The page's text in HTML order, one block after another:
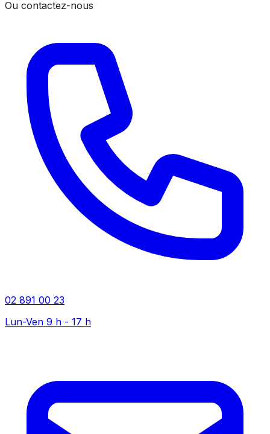
Ou contactez-nous
02 891 00 23
Lun-Ven 9 h - 17 h